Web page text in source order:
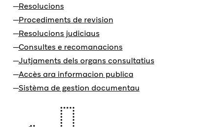
Resolucions
Procediments de revision
Resolucions judiciaus
Consultes e recomanacions
Jutjaments dels organs consultatius
Accès ara informacion publica
Sistèma de gestion documentau